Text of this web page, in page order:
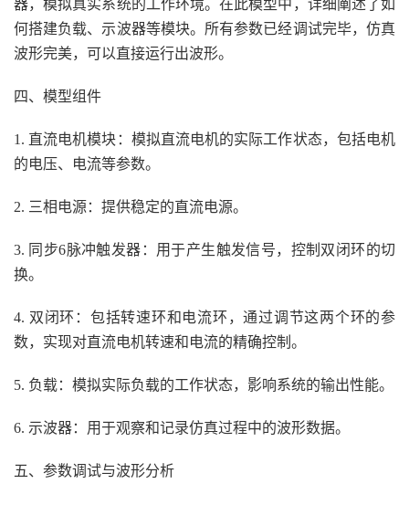
器，模拟真实系统的工作环境。在此模型中，详细阐述了如
何搭建负载、示波器等模块。所有参数已经调试完毕，仿真
波形完美，可以直接运行出波形。
四、模型组件
1. 直流电机模块：模拟直流电机的实际工作状态，包括电机
的电压、电流等参数。
2. 三相电源：提供稳定的直流电源。
3. 同步6脉冲触发器：用于产生触发信号，控制双闭环的切
换。
4. 双闭环：包括转速环和电流环，通过调节这两个环的参
数，实现对直流电机转速和电流的精确控制。
5. 负载：模拟实际负载的工作状态，影响系统的输出性能。
6. 示波器：用于观察和记录仿真过程中的波形数据。
五、参数调试与波形分析